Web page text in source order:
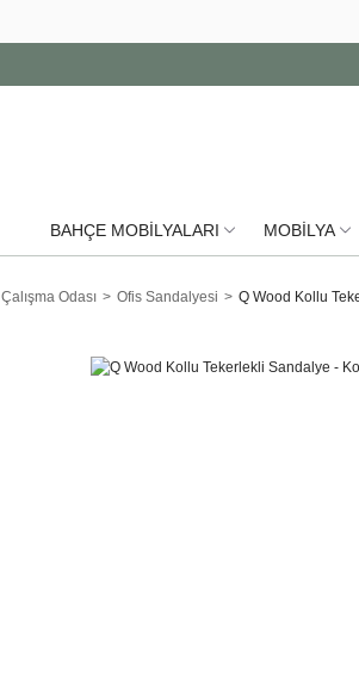
BAHÇE MOBİLYALARI MOBİLYA
Çalışma Odası Ofis Sandalyesi Q Wood Kollu